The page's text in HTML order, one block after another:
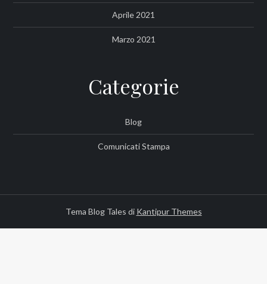
Aprile 2021
Marzo 2021
Categorie
Blog
Comunicati Stampa
Tema Blog Tales di Kantipur Themes